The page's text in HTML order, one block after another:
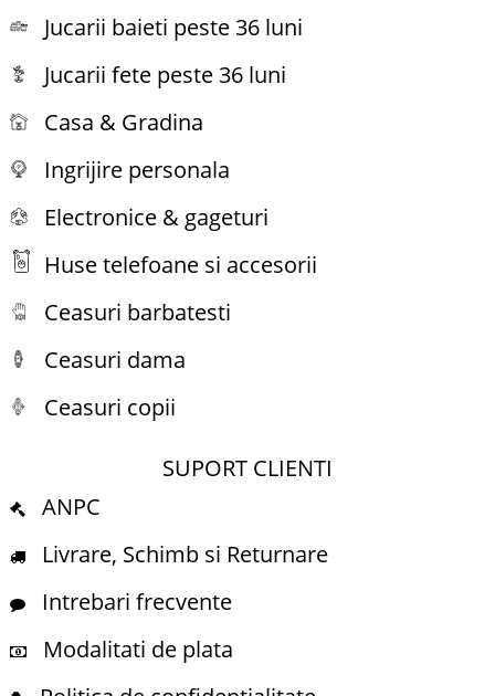
Jucarii baieti peste 36 luni
Jucarii fete peste 36 luni
Casa & Gradina
Ingrijire personala
Electronice & gageturi
Huse telefoane si accesorii
Ceasuri barbatesti
Ceasuri dama
Ceasuri copii
SUPORT CLIENTI
ANPC
Livrare, Schimb si Returnare
Intrebari frecvente
Modalitati de plata